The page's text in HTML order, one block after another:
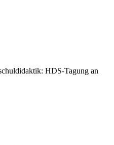
HDS-Tagung an